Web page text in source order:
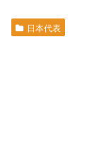
日本代表